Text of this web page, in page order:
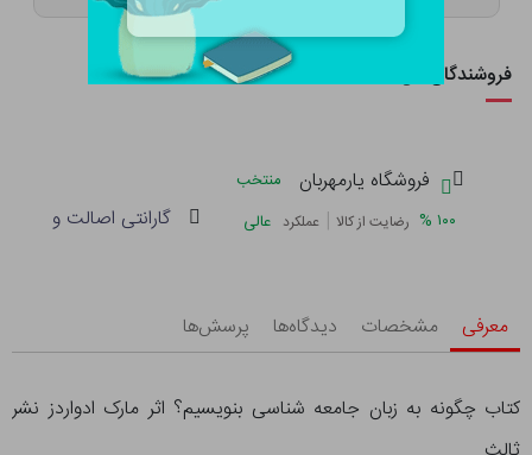
فروشندگان این کالا
فروشگاه یارمهربان
منتخب
۱۰۰ % رضایت از کالا | عملکرد عالی گارانتی اصالت و
معرفی مشخصات دیدگاه‌ها پرسش‌ها
کتاب چگونه به زبان جامعه شناسی بنویسیم؟ اثر مارک ادواردز نشر